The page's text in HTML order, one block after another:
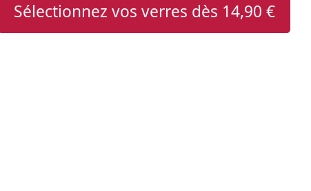
Sélectionnez vos verres dès 14,90 €